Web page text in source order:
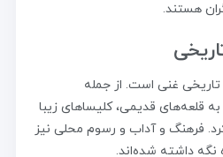
هستند.
تاریخی غنی است. از جمله
قلعه‌های قدیمی، کلیساهای زیبا
فرهنگ و آداب و رسوم محلی نیز
نگه داشته شده‌اند.